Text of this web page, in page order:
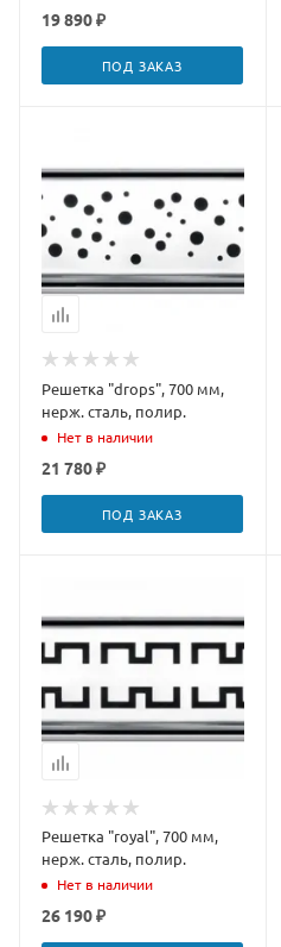
19 890 ₽
ПОД ЗАКАЗ
Решетка "drops", 700 мм,
нерж. сталь, полир.
Нет в наличии
21 780 ₽
ПОД ЗАКАЗ
Решетка "royal", 700 мм,
нерж. сталь, полир.
Нет в наличии
26 190 ₽